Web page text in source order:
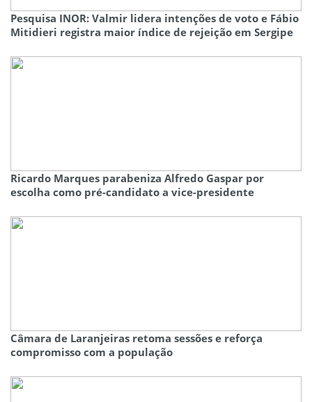
Pesquisa INOR: Valmir lidera intenções de voto e Fábio
Mitidieri registra maior índice de rejeição em Sergipe
Ricardo Marques parabeniza Alfredo Gaspar por
escolha como pré-candidato a vice-presidente
Câmara de Laranjeiras retoma sessões e reforça
compromisso com a população